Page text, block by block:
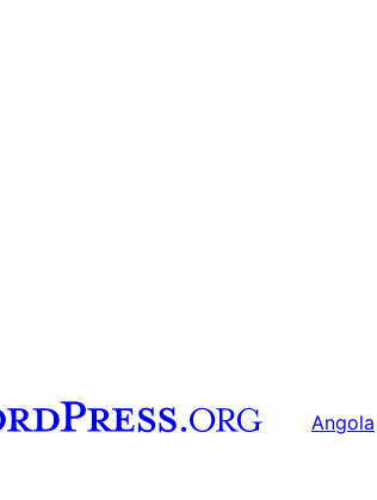
Angola